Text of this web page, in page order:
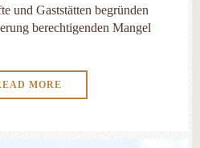
und Gaststätten begründen
berechtigenden Mangel
MORE